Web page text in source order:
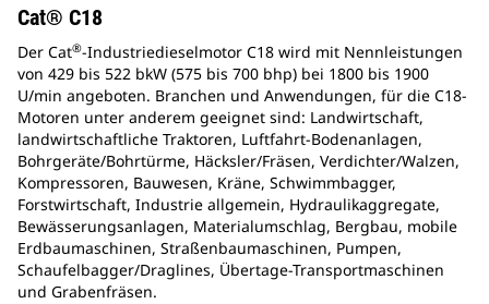
Cat® C18
Der Cat®-Industriedieselmotor C18 wird mit Nennleistungen
von 429 bis 522 bkW (575 bis 700 bhp) bei 1800 bis 1900
U/min angeboten. Branchen und Anwendungen, für die C18-
Motoren unter anderem geeignet sind: Landwirtschaft,
landwirtschaftliche Traktoren, Luftfahrt-Bodenanlagen,
Bohrgeräte/Bohrtürme, Häcksler/Fräsen, Verdichter/Walzen,
Kompressoren, Bauwesen, Kräne, Schwimmbagger,
Forstwirtschaft, Industrie allgemein, Hydraulikaggregate,
Bewässerungsanlagen, Materialumschlag, Bergbau, mobile
Erdbaumaschinen, Straßenbaumaschinen, Pumpen,
Schaufelbagger/Draglines, Übertage-Transportmaschinen
und Grabenfräsen.